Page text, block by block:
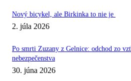
Nový bicykel, ale Birkinka to nie je
2. júla 2026
Po smrti Zuzany z Gelnice: odchod zo
nebezpečenstva
30. júna 2026